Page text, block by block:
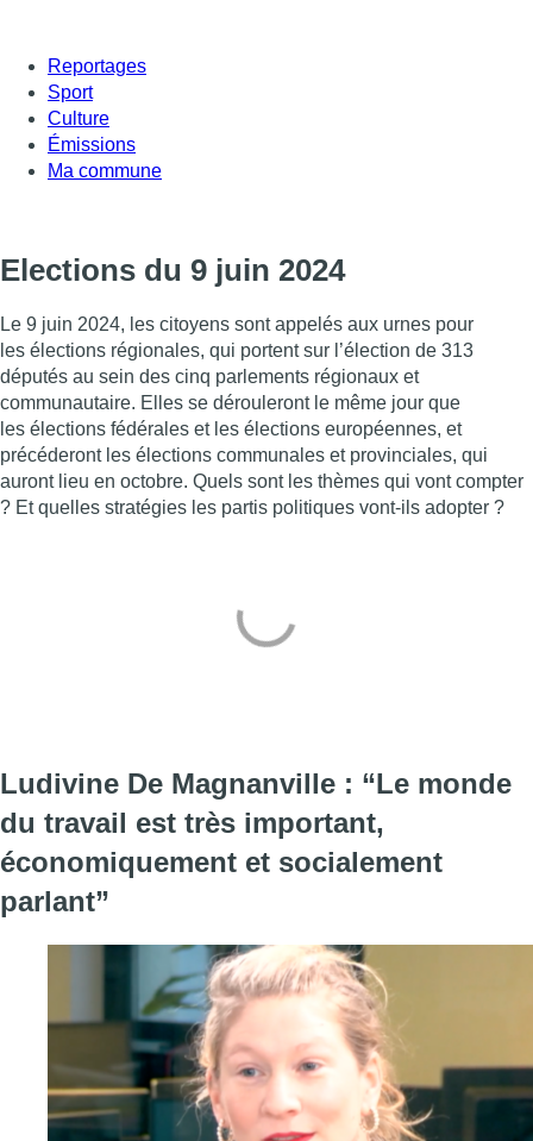
Reportages
Sport
Culture
Émissions
Ma commune
Elections du 9 juin 2024
Le 9 juin 2024, les citoyens sont appelés aux urnes pour
les élections régionales, qui portent sur l’élection de 313
députés au sein des cinq parlements régionaux et
communautaire. Elles se dérouleront le même jour que
les élections fédérales et les élections européennes, et
précéderont les élections communales et provinciales, qui
auront lieu en octobre. Quels sont les thèmes qui vont compter
? Et quelles stratégies les partis politiques vont-ils adopter ?
Ludivine De Magnanville : “Le monde
du travail est très important,
économiquement et socialement
parlant”